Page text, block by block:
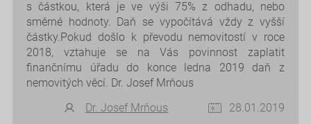
s částkou, která je ve výši 75% z odhadu, nebo
směrné hodnoty. Daň se vypočítává vždy z vyšší
částky.Pokud došlo k převodu nemovitostí v roce
2018, vztahuje se na Vás povinnost zaplatit
finančnímu úřadu do konce ledna 2019 daň z
nemovitých věcí. Dr. Josef Mrňous
Dr. Josef Mrňous
28.01.2019